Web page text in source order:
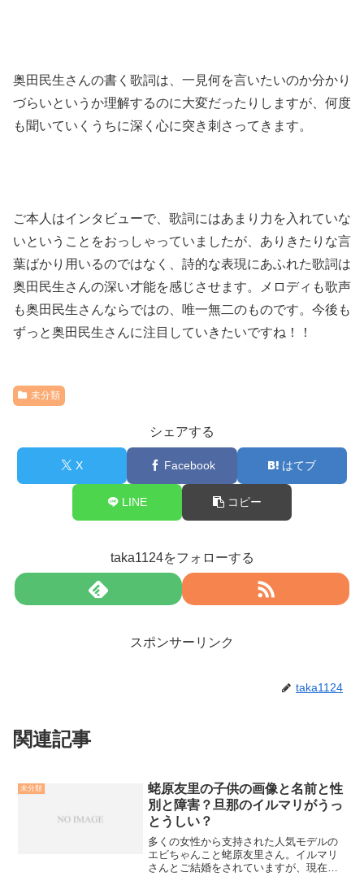
奥田民生さんの書く歌詞は、一見何を言いたいのか分かり
づらいというか理解するのに大変だったりしますが、何度
も聞いていくうちに深く心に突き刺さってきます。
ご本人はインタビューで、歌詞にはあまり力を入れていな
いということをおっしゃっていましたが、ありきたりな言
葉ばかり用いるのではなく、詩的な表現にあふれた歌詞は
奥田民生さんの深い才能を感じさせます。メロディも歌声
も奥田民生さんならではの、唯一無二のものです。今後も
ずっと奥田民生さんに注目していきたいですね！！
未分類
シェアする
X Facebook はてブ
LINE コピー
taka1124をフォローする
スポンサーリンク
taka1124
関連記事
未分類
蛯原友里の子供の画像と名前と性
別と障害？旦那のイルマリがうっ
とうしい？
多くの女性から支持された人気モデルの
エビちゃんこと蛯原友里さん。イルマリ
さんとご結婚をされていますが、現在そ